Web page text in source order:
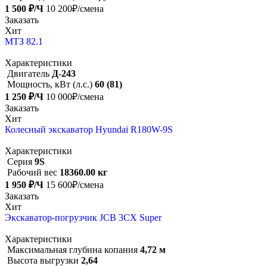
1 500 ₽/Ч 10 200₽/смена
Заказать
Хит
МТЗ 82.1
Характеристики
Двигатель Д-243
Мощность, кВт (л.с.) 60 (81)
1 250 ₽/Ч 10 000₽/смена
Заказать
Хит
Колесный экскаватор Hyundai R180W-9S
Характеристики
Серия 9S
Рабочий вес 18360.00 кг
1 950 ₽/Ч 15 600₽/смена
Заказать
Хит
Экскаватор-погрузчик JCB 3CX Super
Характеристики
Максимальная глубина копания 4,72 м
Высота выгрузки 2,64